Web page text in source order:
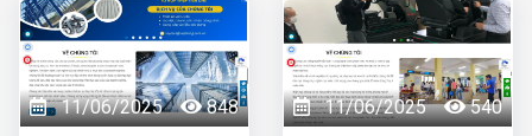
11/06/2025 848 11/06/2025 540